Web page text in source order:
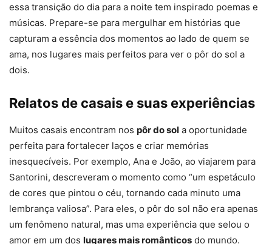
essa transição do dia para a noite tem inspirado poemas e
músicas. Prepare-se para mergulhar em histórias que
capturam a essência dos momentos ao lado de quem se
ama, nos lugares mais perfeitos para ver o pôr do sol a
dois.
Relatos de casais e suas experiências
Muitos casais encontram nos pôr do sol a oportunidade
perfeita para fortalecer laços e criar memórias
inesquecíveis. Por exemplo, Ana e João, ao viajarem para
Santorini, descreveram o momento como “um espetáculo
de cores que pintou o céu, tornando cada minuto uma
lembrança valiosa”. Para eles, o pôr do sol não era apenas
um fenômeno natural, mas uma experiência que selou o
amor em um dos lugares mais românticos do mundo.